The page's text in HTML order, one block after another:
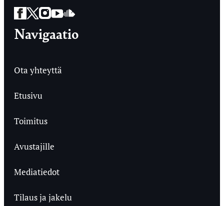
Facebook
Twitter
Instagram
YouTube
SoundCloud
Navigaatio
Ota yhteyttä
Etusivu
Toimitus
Avustajille
Mediatiedot
Tilaus ja jakelu